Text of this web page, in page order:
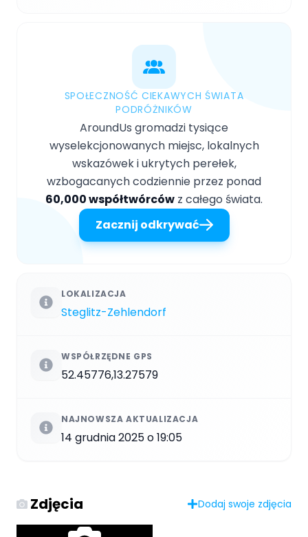
SPOŁECZNOŚĆ CIEKAWYCH ŚWIATA
PODRÓŻNIKÓW
AroundUs gromadzi tysiące
wyselekcjonowanych miejsc, lokalnych
wskazówek i ukrytych perełek,
wzbogacanych codziennie przez ponad
60,000 współtwórców z całego świata.
Zacznij odkrywać
LOKALIZACJA
Steglitz-Zehlendorf
WSPÓŁRZĘDNE GPS
52.45776,13.27579
NAJNOWSZA AKTUALIZACJA
14 grudnia 2025 o 19:05
Zdjęcia Dodaj swoje zdjęcia